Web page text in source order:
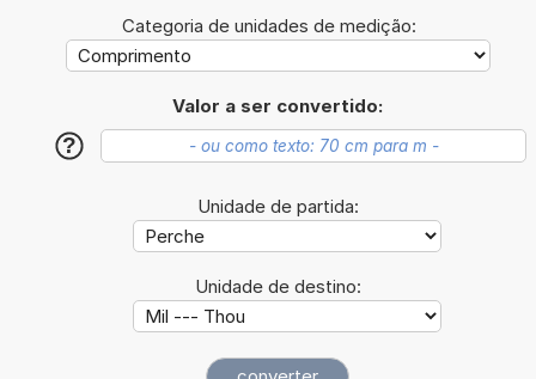
Categoria de unidades de medição:
Valor a ser convertido:
?
Unidade de partida:
Unidade de destino: